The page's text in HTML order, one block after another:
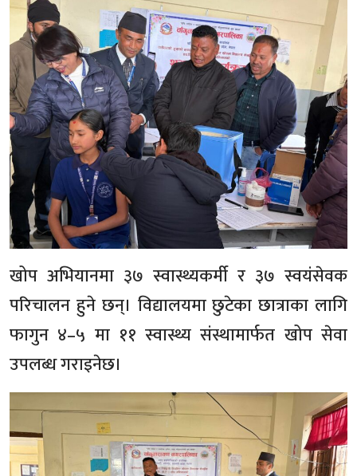
खोप अभियानमा ३७ स्वास्थ्यकर्मी र ३७ स्वयंसेवक
परिचालन हुने छन्। विद्यालयमा छुटेका छात्राका लागि
फागुन ४–५ मा ११ स्वास्थ्य संस्थामार्फत खोप सेवा
उपलब्ध गराइनेछ।